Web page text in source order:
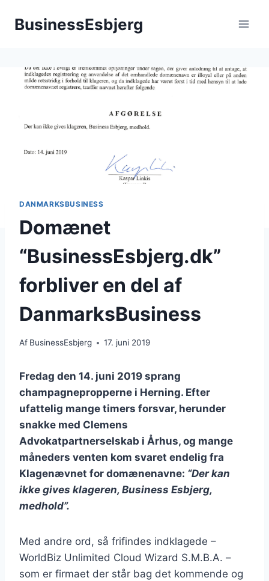
BusinessEsbjerg
DANMARKSBUSINESS
Domænet
“BusinessEsbjerg.dk”
forbliver en del af
DanmarksBusiness
Af BusinessEsbjerg 17. juni 2019
Fredag den 14. juni 2019 sprang
champagnepropperne i Herning. Efter
ufattelig mange timers forsvar, herunder
snakke med Clemens
Advokatpartnerselskab i Århus, og mange
måneders venten kom svaret endelig fra
Klagenævnet for domænenavne: “Der kan
ikke gives klageren, Business Esbjerg,
medhold”.
Med andre ord, så frifindes indklagede –
WorldBiz Unlimited Cloud Wizard S.M.B.A. –
som er firmaet der står bag det kommende og